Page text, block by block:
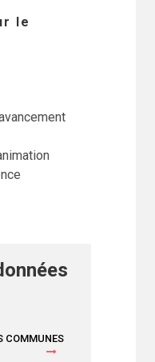
le
COMMUNES